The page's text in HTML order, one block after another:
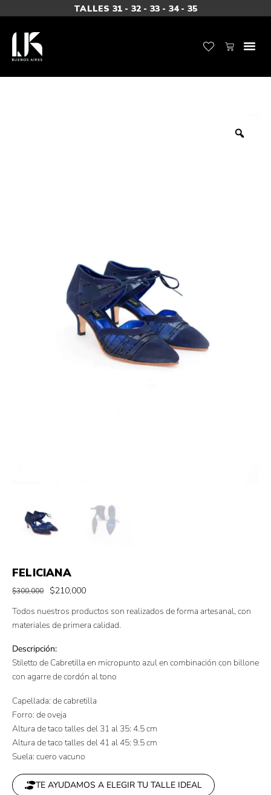
TALLES 31 - 32 - 33 - 34 - 35
FELICIANA
$300,000 $210,000
Todos nuestros productos son realizados de forma artesanal, con
materiales de primera calidad.
Descripción:
Stiletto de Cabretilla en micropunto azul en combinación con billone
con agarre de cordón al tono
Capellada: de cabretilla
Forro: de oveja
Altura de taco talles del 31 al 35: 4.5 cm
Altura de taco talles del 41 al 45: 9.5 cm
Suela: cuero vacuno
TE AYUDAMOS A ELEGIR TU TALLE IDEAL